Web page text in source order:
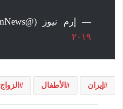
— إرم نيوز (@EremNews)
٢٠١٩
إيران الأطفال الزواج